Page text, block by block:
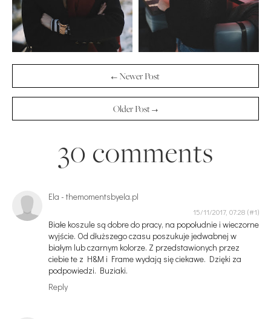
← Newer Post
Older Post →
30 comments
Ela - themomentsbyela.pl
15/11/2017, 07:28
Białe koszule są dobre do pracy, na popołudnie i wieczorne
wyjście. Od dłuższego czasu poszukuje jedwabnej w
białym lub czarnym kolorze. Z przedstawionych przez
ciebie te z H&M i Frame wydają się ciekawe. Dzięki za
podpowiedzi. Buziaki.
Reply